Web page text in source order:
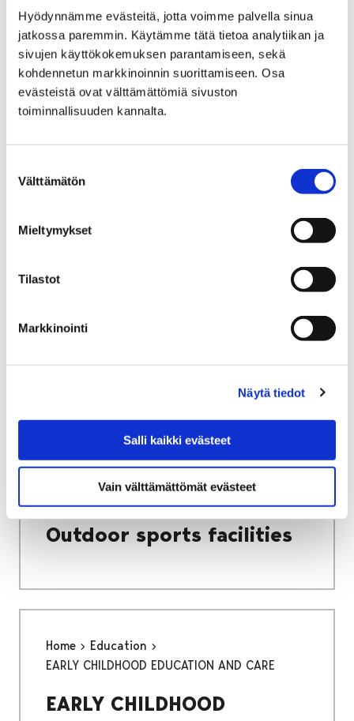
Hyödynnämme evästeitä, jotta voimme palvella sinua
jatkossa paremmin. Käytämme tätä tietoa analytiikan ja
sivujen käyttökokemuksen parantamiseen, sekä
kohdennetun markkinoinnin suorittamiseen. Osa
evästeistä ovat välttämättömiä sivuston
toiminnallisuuden kannalta.
valinta
Välttämätön
Mieltymykset
Tilastot
Markkinointi
Näytä tiedot
Salli kaikki evästeet
Vain välttämättömät evästeet
Home International House Pori
International House Pori
Decision-making
Committees, sub-
committees and boards
Sports facilities
Outdoor sports facilities
Outdoor sports facilities
Home
Education
EARLY CHILDHOOD EDUCATION AND CARE
EARLY CHILDHOOD